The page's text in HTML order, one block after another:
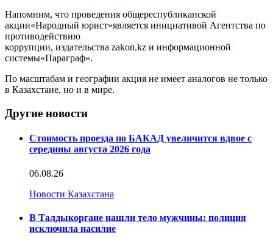
Напомним, что проведения общереспубликанской
акции«Народный юрист»является инициативой Агентства по
противодействию
коррупции, издательства zakon.kz и информационной
системы«Параграф».
По масштабам и географии акция не имеет аналогов не только
в Казахстане, но и в мире.
Другие новости
Стоимость проезда по БАКАД увеличится вдвое с
середины августа 2026 года
06.08.26
Новости Казахстана
В Талдыкоргане нашли тело мужчины: полиция
исключила насилие